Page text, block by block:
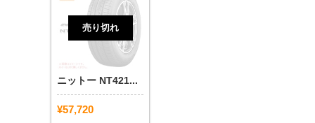
売り切れ
ニットー NT421...
¥57,720